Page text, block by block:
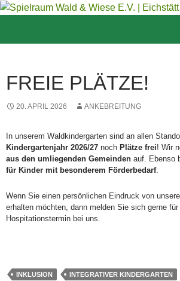
Zum
FREIE PLÄTZE!
20. APRIL 2026 ANKEBREITUNG
In unserem Waldkindergarten sind an allen
Kindergartenjahr 2026/27 noch Plätze frei! Wir
aus den umliegenden Gemeinden auf. Ebenso
für Kinder mit besonderem Förderbedarf.
Wenn Sie einen persönlichen Eindruck von
erhalten möchten, dann melden Sie sich gerne für
Hospitationstermin bei uns.
INKLUSION
INTEGRATIVER KINDERGARTEN